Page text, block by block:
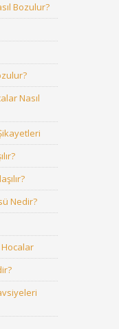
Bozulur?
Nasıl
Nedir?